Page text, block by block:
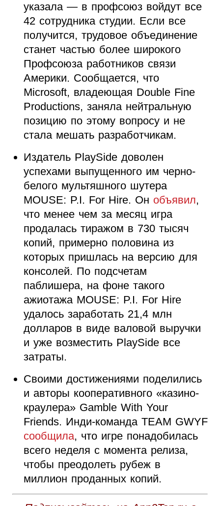
указала — в профсоюз войдут все
42 сотрудника студии. Если все
получится, трудовое объединение
станет частью более широкого
Профсоюза работников связи
Америки. Сообщается, что
Microsoft, владеющая Double Fine
Productions, заняла нейтральную
позицию по этому вопросу и не
стала мешать разработчикам.
Издатель PlaySide доволен
успехами выпущенного им черно-
белого мультяшного шутера
MOUSE: P.I. For Hire. Он объявил,
что менее чем за месяц игра
продалась тиражом в 730 тысяч
копий, примерно половина из
которых пришлась на версию для
консолей. По подсчетам
паблишера, на фоне такого
ажиотажа MOUSE: P.I. For Hire
удалось заработать 21,4 млн
долларов в виде валовой выручки
и уже возместить PlaySide все
затраты.
Своими достижениями поделились
и авторы кооперативного «казино-
краулера» Gamble With Your
Friends. Инди-команда TEAM GWYF
сообщила, что игре понадобилась
всего неделя с момента релиза,
чтобы преодолеть рубеж в
миллион проданных копий.